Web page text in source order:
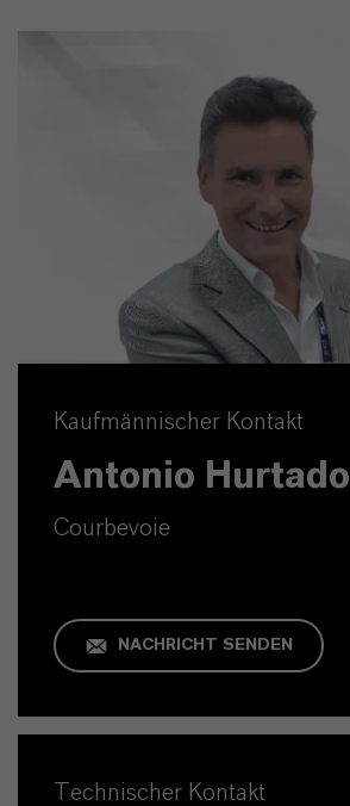
Kaufmännischer Kontakt
Antonio Hurtado
Courbevoie
NACHRICHT SENDEN
Technischer Kontakt